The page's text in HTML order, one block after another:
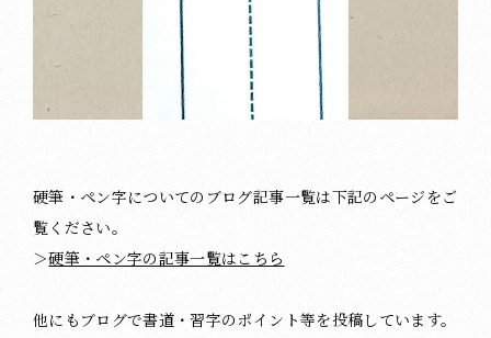
硬筆・ペン字についてのブログ記事一覧は下記のページをご
覧ください。
＞硬筆・ペン字の記事一覧はこちら
他にもブログで書道・習字のポイント等を投稿しています。